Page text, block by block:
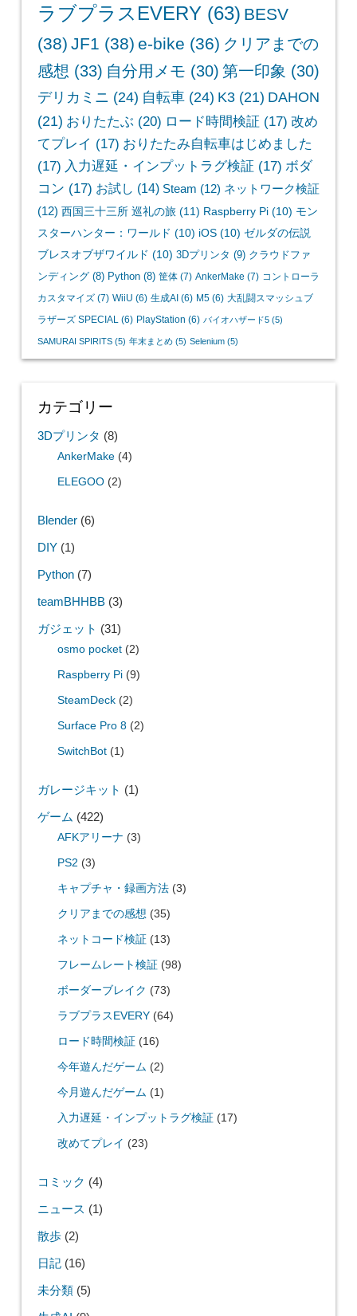
ラブプラスEVERY(63) BESV
(38) JF1 (38) e-bike (36) クリアまでの
感想 (33) 自分用メモ (30) 第一印象 (30)
デリカミニ (24) 自転車(24) K3(21) DAHON
(21) おりたたぶ (20) ロード時間検証 (17) 改め
てプレイ (17) おりたたみ自転車はじめました
(17) 入力遅延・インプットラグ検証 (17) ボダ
コン (17) お試し (14) Steam (12) ネットワーク検証
(12) 西国三十三所 巡礼の旅(11) Raspberry Pi(10) モン
スターハンター：ワールド (10) iOS(10) ゼルダの伝説
ブレスオブザワイルド (10) 3Dプリンタ (9) クラウドファ
ンディング(8) Python(8) 筐体(7) AnkerMake (7) コントローラ
カスタマイズ(7) WiiU (6) 生成AI (6) M5(6) 大乱闘スマッシュブ
ラザーズ SPECIAL (6) PlayStation (6) バイオハザード5(5)
SAMURAI SPIRITS(5) 年末まとめ(5) Selenium(5)
カテゴリー
3Dプリンタ (8)
AnkerMake(4)
ELEGOO(2)
Blender(6)
DIY(1)
Python(7)
teamBHHBB(3)
ガジェット (31)
osmo pocket(2)
Raspberry Pi(9)
SteamDeck(2)
Surface Pro 8(2)
SwitchBot(1)
ガレージキット (1)
ゲーム (422)
AFKアリーナ (3)
PS2 (3)
キャプチャ・録画方法(3)
クリアまでの感想 (35)
ネットコード検証(13)
フレームレート検証(98)
ボーダーブレイク (73)
ラブプラスEVERY(64)
ロード時間検証(16)
今年遊んだゲーム (2)
今月遊んだゲーム (1)
入力遅延・インプットラグ検証(17)
改めてプレイ (23)
コミック (4)
ニュース (1)
散歩(2)
日記(16)
未分類(5)